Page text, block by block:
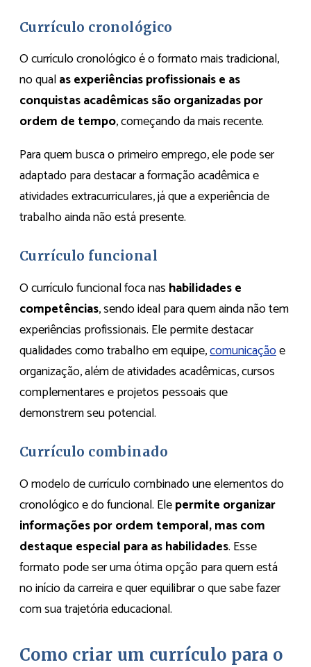
Currículo cronológico
O currículo cronológico é o formato mais tradicional,
no qualas experiências profissionais e as
conquistas acadêmicas são organizadas por
ordem de tempo, começando da mais recente.
Para quem busca o primeiro emprego, ele pode ser
adaptado para destacar a formação acadêmica e
atividades extracurriculares, já que a experiência de
trabalho ainda não está presente.
Currículo funcional
O currículo funcional foca nas habilidades e
competências, sendo ideal para quem ainda não tem
experiências profissionais. Ele permite destacar
qualidades como trabalho em equipe,comunicaçãoe
organização, além de atividades acadêmicas, cursos
complementares e projetos pessoais que
demonstrem seu potencial.
Currículo combinado
O modelo de currículo combinado une elementos do
cronológico e do funcional. Elepermite organizar
informações por ordem temporal, mas com
destaque especial para as habilidades. Esse
formato pode ser uma ótima opção para quem está
no início da carreira e quer equilibrar o que sabe fazer
com sua trajetória educacional.
Como criar um currículo para o